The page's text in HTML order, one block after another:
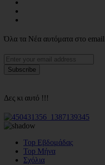
Όλα τα Νέα αυτόματα στο email
Δες κι αυτό !!!
Top Εβδομάδας
Top Μήνα
Σχόλια